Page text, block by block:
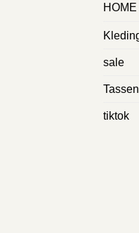
sale
Tassen
tiktok